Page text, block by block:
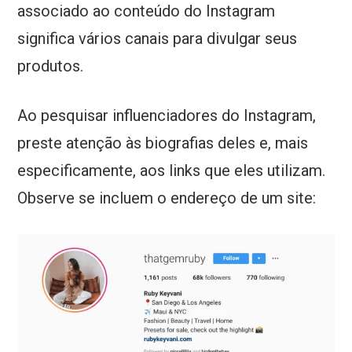
associado ao conteúdo do Instagram
significa vários canais para divulgar seus
produtos.
Ao pesquisar influenciadores do Instagram,
preste atenção às biografias deles e, mais
especificamente, aos links que eles utilizam.
Observe se incluem o endereço de um site: